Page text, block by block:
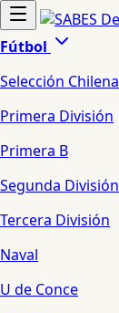
Fútbol
Selección Chilena
Primera División
Primera B
Segunda División
Tercera División
Naval
U de Conce